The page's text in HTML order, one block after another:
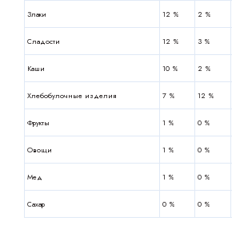
Злаки 12 % 2 %
Сладости 12 % 3 %
Каши 10 % 2 %
Хлебобулочные изделия 7 % 12 %
Фрукты 1 % 0 %
Овощи 1 % 0 %
Мед 1 % 0 %
Сахар 0 % 0 %